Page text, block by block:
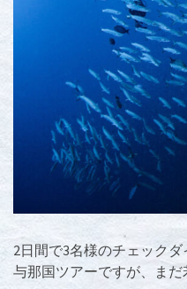
2日間で3名様のチェックダ
与那国ツアーですが、ま